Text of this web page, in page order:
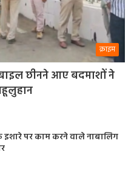
क्राइम
छीनने आए बदमाशों ने
इशारे पर काम करने वाले नाबालिग